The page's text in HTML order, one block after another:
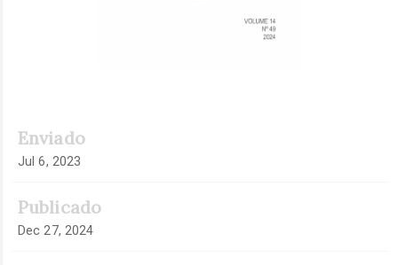
Enviado
Jul 6, 2023
Publicado
Dec 27, 2024